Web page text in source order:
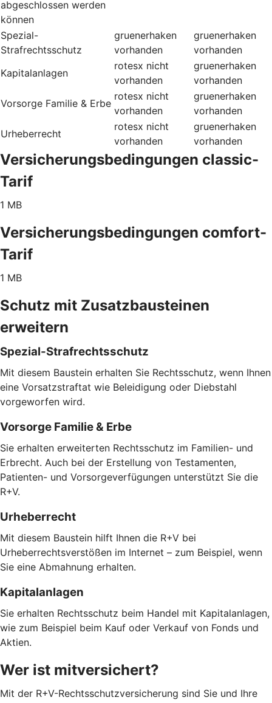
abgeschlossen werden
können
Spezial-
Strafrechtsschutz
gruenerhaken
vorhanden
gruenerhaken
vorhanden
Kapitalanlagen
rotesx nicht
vorhanden
gruenerhaken
vorhanden
Vorsorge Familie & Erbe
rotesx nicht
vorhanden
gruenerhaken
vorhanden
Urheberrecht
rotesx nicht
vorhanden
gruenerhaken
vorhanden
Versicherungsbedingungen classic-
Tarif
1 MB
Versicherungsbedingungen comfort-
Tarif
1 MB
Schutz mit Zusatzbausteinen
erweitern
Spezial-Strafrechtsschutz
Mit diesem Baustein erhalten Sie Rechtsschutz, wenn Ihnen
eine Vorsatzstraftat wie Beleidigung oder Diebstahl
vorgeworfen wird.
Vorsorge Familie & Erbe
Sie erhalten erweiterten Rechtsschutz im Familien- und
Erbrecht. Auch bei der Erstellung von Testamenten,
Patienten- und Vorsorgeverfügungen unterstützt Sie die
R+V.
Urheberrecht
Mit diesem Baustein hilft Ihnen die R+V bei
Urheberrechtsverstößen im Internet – zum Beispiel, wenn
Sie eine Abmahnung erhalten.
Kapitalanlagen
Sie erhalten Rechtsschutz beim Handel mit Kapitalanlagen,
wie zum Beispiel beim Kauf oder Verkauf von Fonds und
Aktien.
Wer ist mitversichert?
Mit der R+V-Rechtsschutzversicherung sind Sie und Ihre